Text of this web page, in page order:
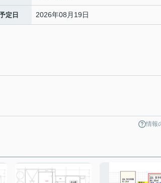
定日 2026年08月19日
情報